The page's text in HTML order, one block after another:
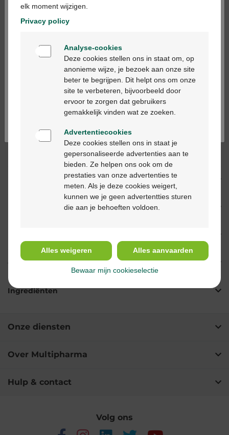
- +
Max. aantal = 12
Op werkdagen vóór 12u besteld, volgende
werkdag geleverd
levering in je Multipharma apotheek
levering thuis vanaf €55
Klantendienst
via chat of
Productbeschrijving
Eigenschappen
Gebruik
Ingrediënten
Onze diensten
Over Multipharma
Hulp & contact
Volg ons
Bienvenue
Ga verder in het nederlands
Continuez en français
elk moment wijzigen.
Privacy policy
Analyse-cookies
Deze cookies stellen ons in staat om, op
anonieme wijze, je bezoek aan onze site
beter te begrijpen. Dit helpt ons om onze
site te verbeteren, bijvoorbeeld door
ervoor te zorgen dat gebruikers
gemakkelijk vinden wat ze zoeken.
Advertentiecookies
Deze cookies stellen ons in staat je
gepersonaliseerde advertenties aan te
bieden. Ze helpen ons ook om de
prestaties van onze advertenties te
meten. Als je deze cookies weigert,
kunnen we je geen advertentties sturen
die aan je behoeften voldoen.
Alles weigeren Alles aanvaarden
Bewaar mijn cookieselectie